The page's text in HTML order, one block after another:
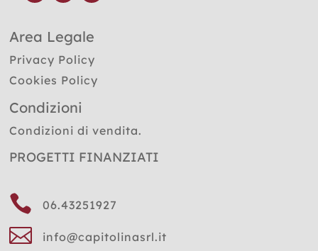
Area Legale
Privacy Policy
Cookies Policy
Condizioni
Condizioni di vendita.
PROGETTI FINANZIATI
 06.43251927
 info@capitolinasrl.it